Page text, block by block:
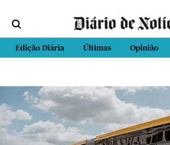
Edição Diária Últimas Opinião